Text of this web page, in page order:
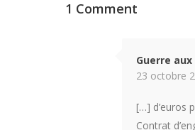
1 Comment
Guerre
23 octobre
[…] d’euros
Contrat